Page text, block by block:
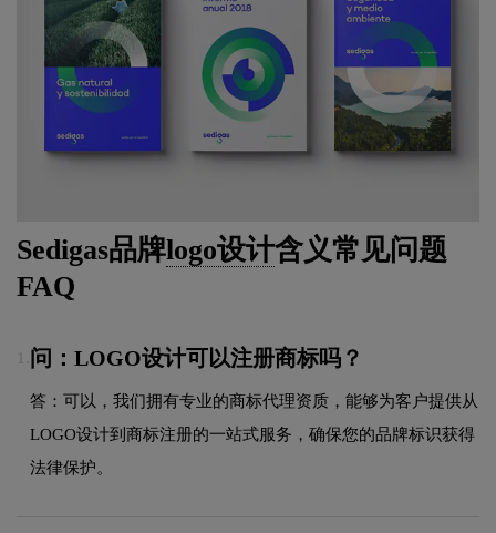
Sedigas品牌logo设计含义常见问题
FAQ
问：LOGO设计可以注册商标吗？
答：可以，我们拥有专业的商标代理资质，能够为客户提供从
LOGO设计到商标注册的一站式服务，确保您的品牌标识获得
法律保护。